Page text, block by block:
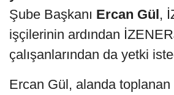
Şube Başkanı Ercan Gül,
işçilerinin ardından
çalışanlarından da yetki
Ercan Gül, alanda toplanan